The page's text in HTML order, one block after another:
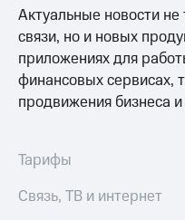
Описание
приобретения
Порядок
выкупа
акций
Еврооблигации-
Актуальные новости не
связи, но и новых
приложениях для
финансовых сервисах,
продвижения бизнеса
Тарифы
Связь, ТВ и интернет